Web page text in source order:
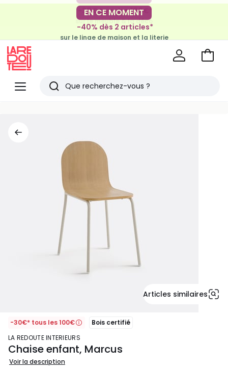
-30€ tous les 100€*
sur le meuble & la déco
EN CE MOMENT
-40% dès 2 articles*
sur le linge de maison et la literie
Menu
Redoute
Rechercher
Voir
Articles similaires
-30€* tous les 100€
Bois certifié
LA REDOUTE INTERIEURS
Chaise enfant, Marcus
Voir la description